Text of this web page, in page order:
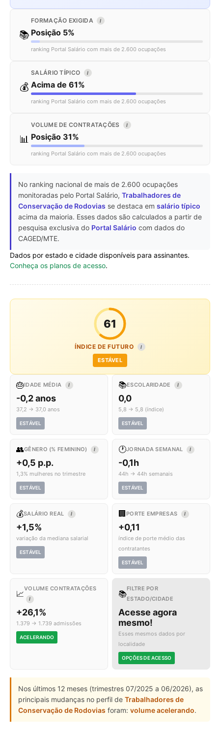
📚
FORMAÇÃO EXIGIDA I
Posição 5%
ranking Portal Salário com mais de 2.600 ocupações
💰
SALÁRIO TÍPICO I
Acima de 61%
ranking Portal Salário com mais de 2.600 ocupações
📊
VOLUME DE CONTRATAÇÕES I
Posição 31%
ranking Portal Salário com mais de 2.600 ocupações
No ranking nacional de mais de 2.600 ocupações
monitoradas pelo Portal Salário, Trabalhadores de
Conservação de Rodovias se destaca em salário típico
acima da maioria. Esses dados são calculados a partir de
pesquisa exclusiva do Portal Salário com dados do
CAGED/MTE.
Dados por estado e cidade disponíveis para assinantes.
Conheça os planos de acesso.
61
ÍNDICE DE FUTURO I
ESTÁVEL
🎂IDADE MÉDIA I
-0,2 anos
37,2 → 37,0 anos
ESTÁVEL
📚ESCOLARIDADE I
0,0
5,8 → 5,8 (índice)
ESTÁVEL
👥GÊNERO (% FEMININO) I
+0,5 p.p.
1,3% mulheres no trimestre
ESTÁVEL
🕐JORNADA SEMANAL I
-0,1h
44h → 44h semanais
ESTÁVEL
💰SALÁRIO REAL I
+1,5%
variação da mediana salarial
ESTÁVEL
🏢 PORTE EMPRESAS I
+0,11
índice de porte médio das
contratantes
ESTÁVEL
📈
VOLUME CONTRATAÇÕES
I
+26,1%
1.379 → 1.739 admissões
ACELERANDO
📚
FILTRE POR
ESTADO/CIDADE
Acesse agora
mesmo!
Esses mesmos dados por
localidade
OPÇÕES DE ACESSO
Nos últimos 12 meses (trimestres 07/2025 a 06/2026), as
principais mudanças no perfil de Trabalhadores de
Conservação de Rodovias foram: volume acelerando.